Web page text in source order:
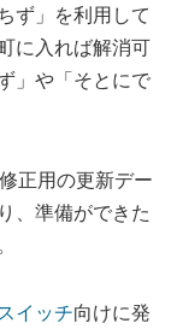
ず」を利用して
に入れば解消可
」や「そとにで
正用の更新デー
、準備ができた
イッチ向けに発